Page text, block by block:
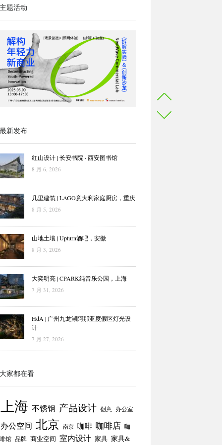
题活动
新发布
红山设计 | 长安书院 · 西安图书馆
8 月 6, 2026
几里建筑 | LAGO意大利家庭厨房，重庆
8 月 5, 2026
山地土壤 | Upturn酒吧，安徽
8 月 3, 2026
大奕明亮 | CPARK纯音乐公园，上海
7 月 31, 2026
HdA | 广州九龙湖阿那亚度假区灯光设
计
7 月 27, 2026
家都在看
上海 不锈钢 产品设计 创意 办公室
办公空间 北京 南京 咖啡 咖啡店 咖
馆 品牌 商业空间 室内设计 家具 家具&